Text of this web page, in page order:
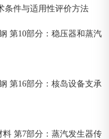
条件与适用性评价方法
第10部分：稳压器和蒸汽
第16部分：核岛设备支承
料 第7部分：蒸汽发生器传